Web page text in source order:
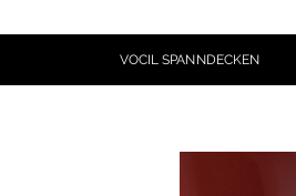
VOCIL SPANNDECKEN